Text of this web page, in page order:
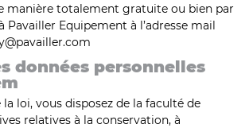
manière totalement gratuite ou bien par
Pavailler Equipement à l’adresse mail
données personnelles
loi, vous disposez de la faculté de
relatives à la conservation, à